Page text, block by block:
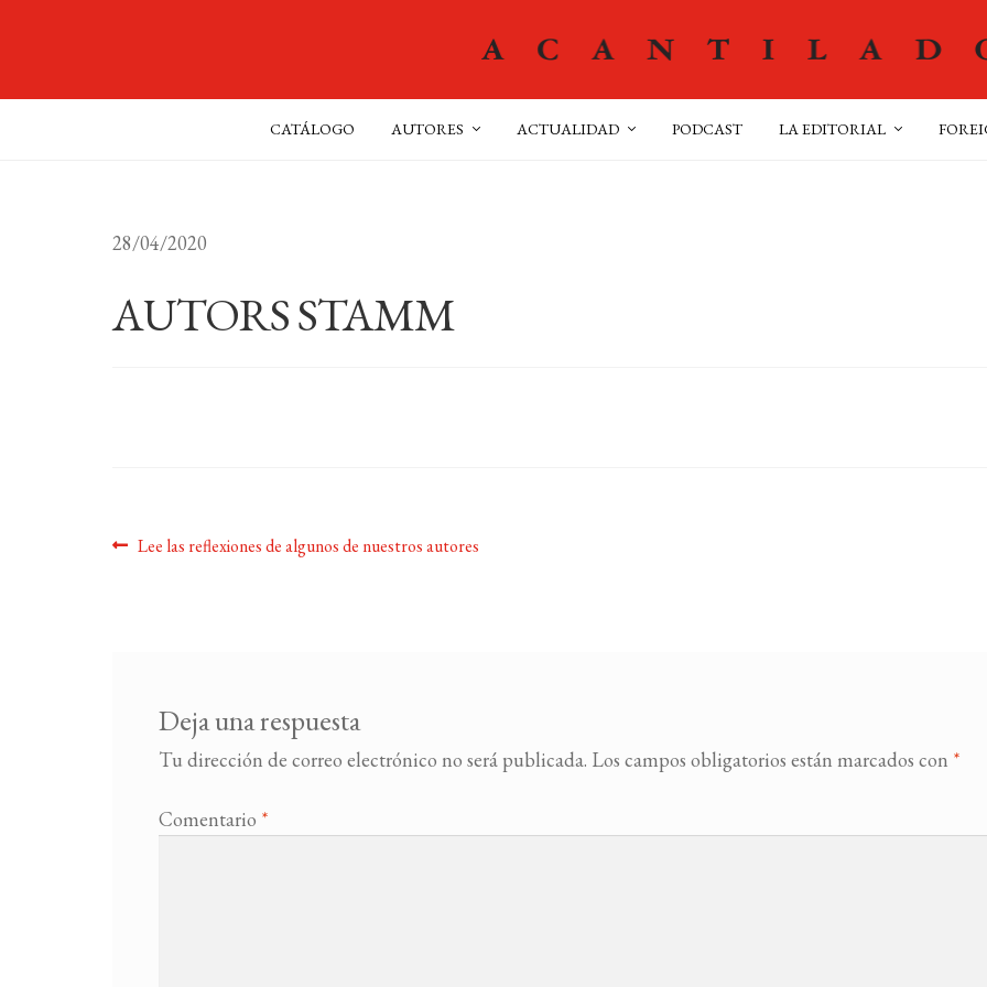
CATÁLOGO AUTORES ACTUALIDAD PODCAST LA EDITORIAL
28/04/2020
AUTORS STAMM
Navegación
Anterior:
Lee las reflexiones de algunos de nuestros autores
Deja una respuesta
Tu dirección de correo electrónico no será publicada. Los campos obligatorios están marcados con *
Comentario *